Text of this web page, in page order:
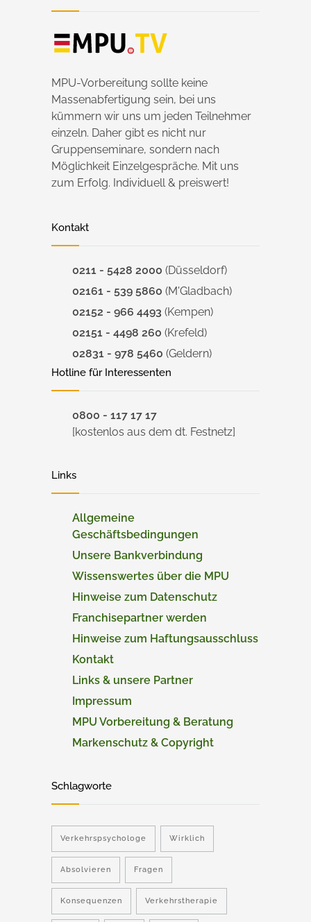
MPU-Vorbereitung sollte keine
Massenabfertigung sein, bei uns
kümmern wir uns um jeden Teilnehmer
einzeln. Daher gibt es nicht nur
Gruppenseminare, sondern nach
Möglichkeit Einzelgespräche. Mit uns
zum Erfolg. Individuell & preiswert!
Kontakt
0211 - 5428 2000 (Düsseldorf)
02161 - 539 5860 (M'Gladbach)
02152 - 966 4493 (Kempen)
02151 - 4498 260 (Krefeld)
02831 - 978 5460 (Geldern)
Hotline für Interessenten
0800 - 117 17 17
[kostenlos aus dem dt. Festnetz]
Links
Allgemeine
Geschäftsbedingungen
Unsere Bankverbindung
Wissenswertes über die MPU
Hinweise zum Datenschutz
Franchisepartner werden
Hinweise zum Haftungsausschluss
Kontakt
Links & unsere Partner
Impressum
MPU Vorbereitung & Beratung
Markenschutz & Copyright
Schlagworte
Verkehrspsychologe Wirklich
Absolvieren Fragen
Konsequenzen Verkehrstherapie